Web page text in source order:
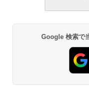
Google 検索で